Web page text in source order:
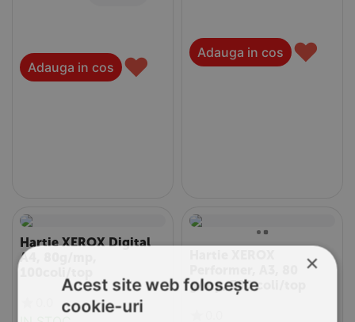
Adauga in cos ♥ Adauga in cos ♥
Hartie XEROX Digital
A4, 80g/mp,
g/mp, 500 coli/top
×
Acest site web folosește
cookie-uri